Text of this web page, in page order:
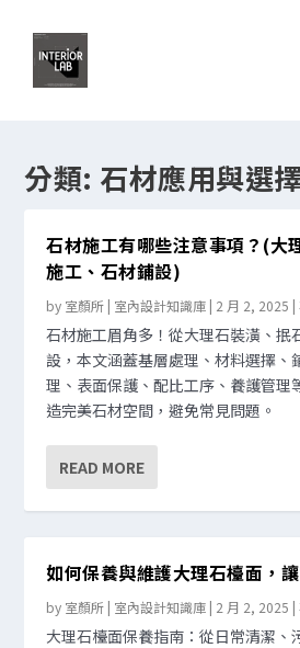
分類: 石材應用與選擇
石材施工有哪些注意事項？(大
施工、石材鋪設)
by 室顏所 | 室內設計知識庫 | 2 月 2, 2025 |
石材施工眉角多！從大理石裝潢、抿
設，本文涵蓋基層處理、材料選擇、
理、表面保護、配比工序、養護管理
造完美石材空間，避免常見問題。
READ MORE
如何保養與維護大理石檯面，
by 室顏所 | 室內設計知識庫 | 2 月 2, 2025 |
大理石檯面保養指南：從日常清潔、